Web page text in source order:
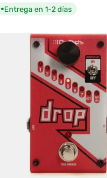
●Entrega en 1-2 días